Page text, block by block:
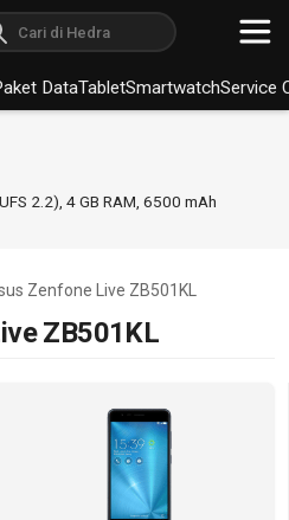
DataTabletSmartwatchService
2.2), 4 GB RAM 6500 mAh
Zenfone Live ZB501KL
ZB501KL